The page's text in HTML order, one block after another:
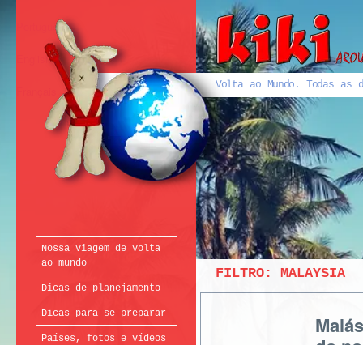
Volta ao Mundo. Todas
Português
English
Nossa viagem de volta
ao mundo
Dicas de planejamento
Dicas para se preparar
Países, fotos e vídeos
FILTRO: MALAYSIA